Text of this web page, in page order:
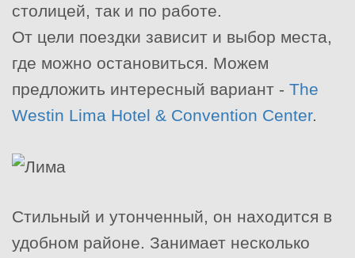
столицей, так и по работе.
От цели поездки зависит и выбор места,
где можно остановиться. Можем
предложить интересный вариант - The
Westin Lima Hotel & Convention Center.
Стильный и утонченный, он находится в
удобном районе. Занимает несколько